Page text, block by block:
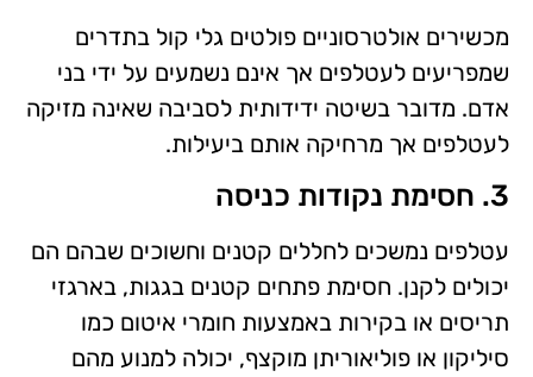
מכשירים אולטרסוניים פולטים גלי קול בתדרים
שמפריעים לעטלפים אך אינם נשמעים על ידי בני
אדם. מדובר בשיטה ידידותית לסביבה שאינה מזיקה
לעטלפים אך מרחיקה אותם ביעילות.
3. חסימת נקודות כניסה
עטלפים נמשכים לחללים קטנים וחשוכים שבהם הם
יכולים לקנן. חסימת פתחים קטנים בגגות, בארגזי
תריסים או בקירות באמצעות חומרי איטום כמו
סיליקון או פוליאוריתן מוקצף, יכולה למנוע מהם